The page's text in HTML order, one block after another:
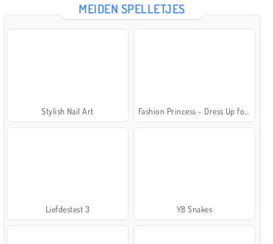
MEIDEN SPELLETJES
Stylish Nail Art
Liefdestest 3 Y8 Snakes